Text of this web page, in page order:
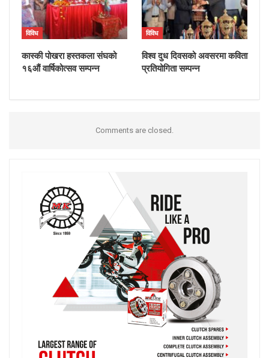
विविध
कास्की पोखरा हस्तकला संघको
१६औं वार्षिकोत्सव सम्पन्न
विविध
विश्व दुध दिवसको अवसरमा कविता
प्रतियोगिता सम्पन्न
Comments are closed.